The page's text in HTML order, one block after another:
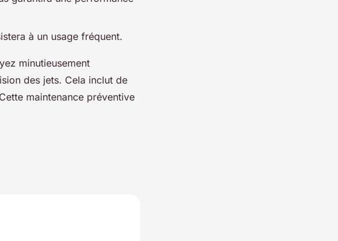
à un usage fréquent.
minutieusement
des jets. Cela inclut de
maintenance préventive